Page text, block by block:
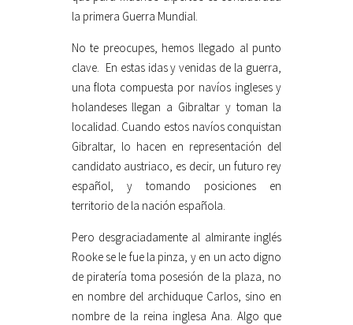
la primera Guerra Mundial.
No te preocupes, hemos llegado al punto
clave. En estas idas y venidas de la guerra,
una flota compuesta por navíos ingleses y
holandeses llegan a Gibraltar y toman la
localidad. Cuando estos navíos conquistan
Gibraltar, lo hacen en representación del
candidato austriaco, es decir, un futuro rey
español, y tomando posiciones en
territorio de la nación española.
Pero desgraciadamente al almirante inglés
Rooke se le fue la pinza, y en un acto digno
de piratería toma posesión de la plaza, no
en nombre del archiduque Carlos, sino en
nombre de la reina inglesa Ana. Algo que